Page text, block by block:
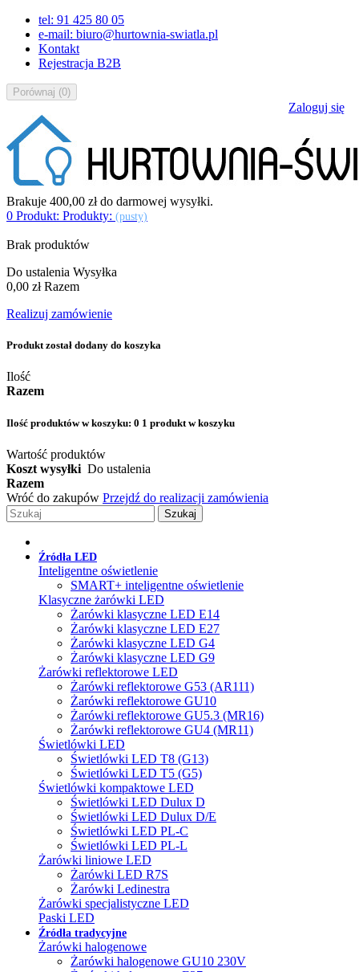
tel: 91 425 80 05
e-mail: biuro@hurtownia-swiatla.pl
Kontakt
Rejestracja B2B
Porównaj (0)
Zaloguj się
Brakuje 400,00 złdo darmowej wysyłki.
0 Produkt: Produkty: (pusty)
Brak produktów
Do ustalenia Wysyłka
0,00 zł Razem
Realizuj zamówienie
Produkt został dodany do koszyka
Ilość
Razem
Ilość produktów w koszyku: 0 1 produkt w koszyku
Wartość produktów
Koszt wysyłki Do ustalenia
Razem
Wróć do zakupów Przejdź do realizacji zamówienia
Szukaj
Źródła LED
Inteligentne oświetlenie
SMART+ inteligentne oświetlenie
Klasyczne żarówki LED
Żarówki klasyczne LED E14
Żarówki klasyczne LED E27
Żarówki klasyczne LED G4
Żarówki klasyczne LED G9
Żarówki reflektorowe LED
Żarówki reflektorowe G53 (AR111)
Żarówki reflektorowe GU10
Żarówki reflektorowe GU5.3 (MR16)
Żarówki reflektorowe GU4 (MR11)
Świetlówki LED
Świetlówki LED T8 (G13)
Świetlówki LED T5 (G5)
Świetlówki kompaktowe LED
Świetlówki LED Dulux D
Świetlówki LED Dulux D/E
Świetlówki LED PL-C
Świetlówki LED PL-L
Żarówki liniowe LED
Żarówki LED R7S
Żarówki Ledinestra
Żarówki specjalistyczne LED
Paski LED
Źródła tradycyjne
Żarówki halogenowe
Żarówki halogenowe GU10 230V